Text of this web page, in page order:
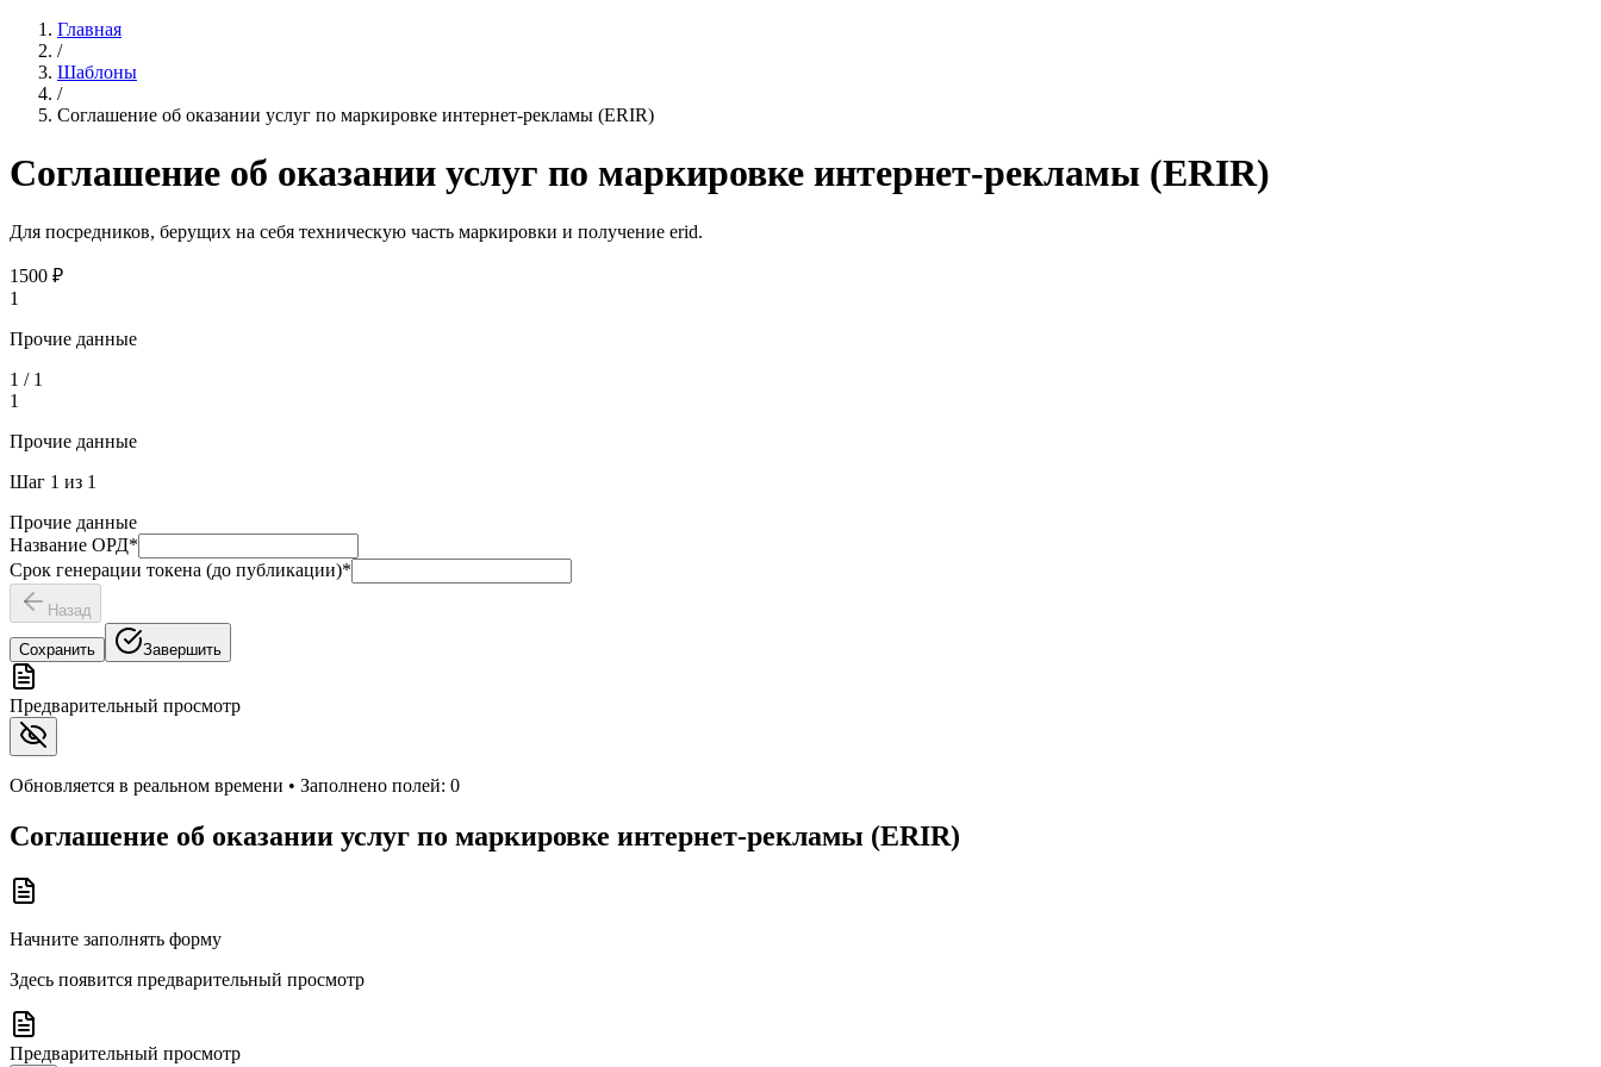
Главная
/
Шаблоны
/
Соглашение об оказании услуг по маркировке интернет-рекламы (ERIR)
Соглашение об оказании услуг по маркировке интернет-рекламы (ERIR)
Для посредников, берущих на себя техническую часть маркировки и получение erid.
1500 ₽
1
Прочие данные
1 / 1
1
Прочие данные
Шаг 1 из 1
Прочие данные
Название ОРД*
Срок генерации токена (до публикации)*
Назад
Сохранить Завершить
Предварительный просмотр
Обновляется в реальном времени • Заполнено полей: 0
Соглашение об оказании услуг по маркировке интернет-рекламы (ERIR)
Начните заполнять форму
Здесь появится предварительный просмотр
Предварительный просмотр